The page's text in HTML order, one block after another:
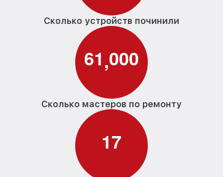
Сколько устройств починили
61,000
Сколько мастеров по ремонту
17